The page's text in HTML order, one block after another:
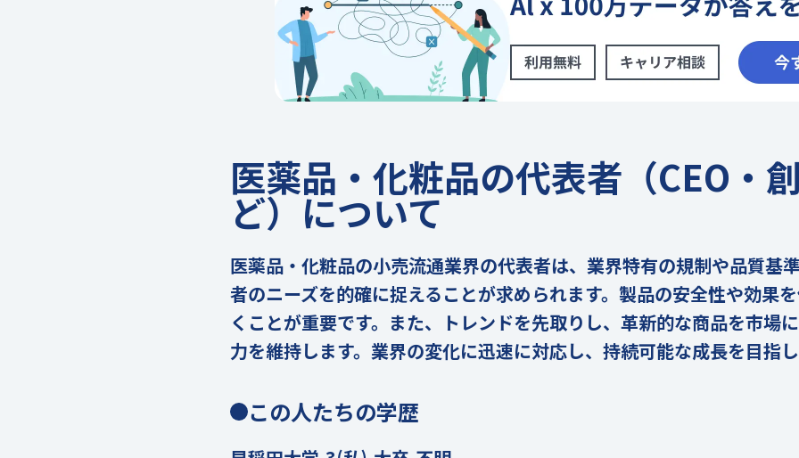
医薬品・化粧品の代表者（CEO・
ど）について
医薬品・化粧品の小売流通業界の代表者は、業界特有の規制や品質基
者のニーズを的確に捉えることが求められます。製品の安全性や効果
くことが重要です。また、トレンドを先取りし、革新的な商品を市場
力を維持します。業界の変化に迅速に対応し、持続可能な成長を目指
この人たちの学歴